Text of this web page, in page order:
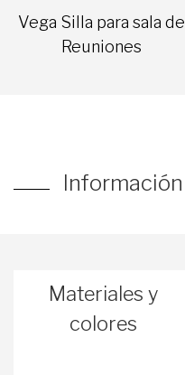
Vega Silla para sala de
Reuniones
Información
Materiales y
colores